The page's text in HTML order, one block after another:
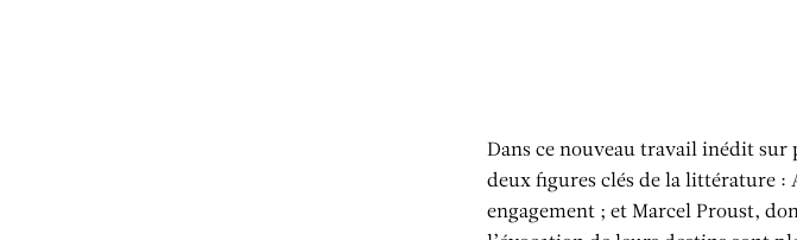
Dans ce nouveau travail inédit sur
deux figures clés de la littérature :
engagement ; et Marcel Proust,